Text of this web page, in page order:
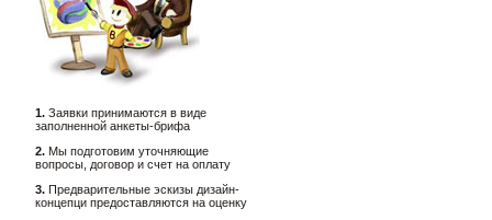
1. Заявки принимаются в виде
заполненной анкеты-брифа
2. Мы подготовим уточняющие
вопросы, договор и счет на оплату
3. Предварительные эскизы дизайн-
концепци предоставляются на оценку